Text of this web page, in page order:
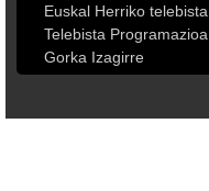
Euskal Herriko telebista
Telebista Programazioa
Gorka Izagirre